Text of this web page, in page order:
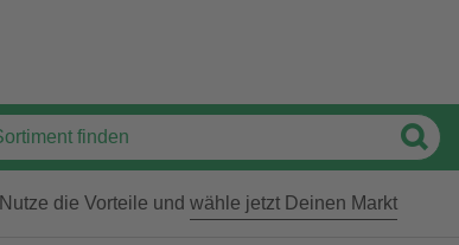
Nutze die Vorteile und wähle jetzt Deinen Markt